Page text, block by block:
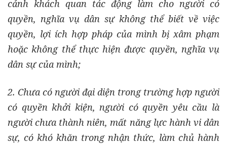
cảnh khách quan tác động làm cho người có
quyền, nghĩa vụ dân sự không thể biết về việc
quyền, lợi ích hợp pháp của mình bị xâm phạm
hoặc không thể thực hiện được quyền, nghĩa vụ
dân sự của mình;
2. Chưa có người đại diện trong trường hợp người
có quyền khởi kiện, người có quyền yêu cầu là
người chưa thành niên, mất năng lực hành vi dân
sự, có khó khăn trong nhận thức, làm chủ hành